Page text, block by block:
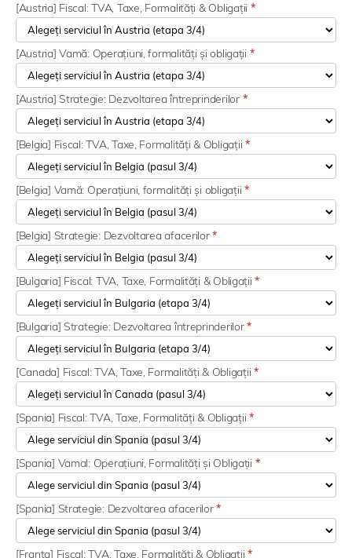
[Austria] Fiscal: TVA, Taxe, Formalități & Obligații *
[Austria] Vamă: Operațiuni, formalități și obligații *
[Austria] Strategie: Dezvoltarea întreprinderilor *
[Belgia] Fiscal: TVA, Taxe, Formalități & Obligații*
[Belgia] Vamă: Operațiuni, formalități și obligații*
[Belgia] Strategie: Dezvoltarea afacerilor*
[Bulgaria] Fiscal: TVA, Taxe, Formalități & Obligații*
[Bulgaria] Strategie: Dezvoltarea întreprinderilor*
[Canada] Fiscal: TVA, Taxe, Formalități & Obligații*
[Spania] Fiscal: TVA, Taxe, Formalități & Obligații*
[Spania] Vamal: Operațiuni, Formalități și Obligații *
[Spania] Strategie: Dezvoltarea afacerilor*
[Franța] Fiscal: TVA, Taxe, Formalități & Obligații*